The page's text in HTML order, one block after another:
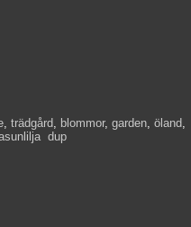
, trädgård, blommor, garden, öland,
, dup